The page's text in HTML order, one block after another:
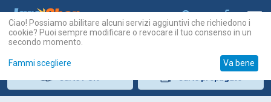
Ciao! Possiamo abilitare alcuni servizi aggiuntivi che richiedono i
cookie? Puoi sempre modificare o revocare il tuo consenso in un
secondo momento.
Fammi scegliere Va bene